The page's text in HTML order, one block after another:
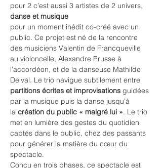
pour 2 c’est aussi 3 artistes de 2 univers,
danse et musique
pour un moment inédit co-créé avec un
public. Ce projet est né de la rencontre
des musiciens Valentin de Francqueville
au violoncelle, Alexandre Prusse à
l’accordéon, et de la danseuse Mathilde
Delval. Le trio navigue subtilement entre
partitions écrites et improvisations guidées
par la musique puis la danse jusqu’à
la création du public « malgré lui ». Le trio
met en lumière des gestes du quotidien
captés dans le public, chez des passants
pour générer la matière du cœur du
spectacle.
Conçu en trois phases, ce spectacle est